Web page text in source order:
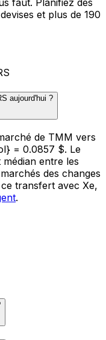
faut. Planifiez des
et plus de 190
aujourd'hui ?
de TMM vers
= 0.0857 $. Le
entre les
des changes
transfert avec Xe,
.